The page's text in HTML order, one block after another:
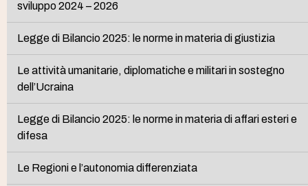
sviluppo 2024 – 2026
Legge di Bilancio 2025: le norme in materia di giustizia
Le attività umanitarie, diplomatiche e militari in sostegno
dell’Ucraina
Legge di Bilancio 2025: le norme in materia di affari esteri e
difesa
Le Regioni e l’autonomia differenziata